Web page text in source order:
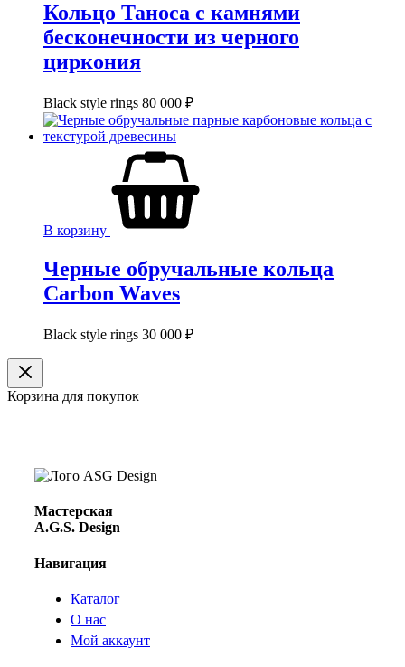
Кольцо Таноса с камнями
бесконечности из черного
циркония
Black style rings 80 000 ₽
В корзину
Черные обручальные кольца
Carbon Waves
Black style rings 30 000 ₽
Корзина для покупок
Мастерская
A.G.S. Design
Навигация
Каталог
О нас
Мой аккаунт